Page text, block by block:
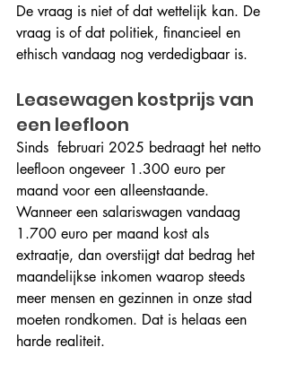
De vraag is niet of dat wettelijk kan. De
vraag is of dat politiek, financieel en
ethisch vandaag nog verdedigbaar is.
Leasewagen kostprijs van
een leefloon
Sinds  februari 2025 bedraagt het netto
leefloon ongeveer 1.300 euro per
maand voor een alleenstaande.
Wanneer een salariswagen vandaag
1.700 euro per maand kost als
extraatje, dan overstijgt dat bedrag het
maandelijkse inkomen waarop steeds
meer mensen en gezinnen in onze stad
moeten rondkomen. Dat is helaas een
harde realiteit.